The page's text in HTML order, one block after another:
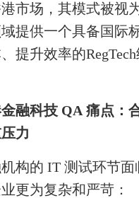
市场，其模式被视
提供一个具备国际
提升效率的
融科技 QA 痛点：
力
构的 IT 测试环节面
更为复杂和严苛：